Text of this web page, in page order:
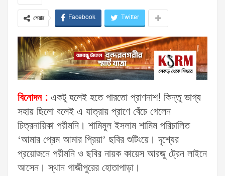
শেয়ার Facebook Twitter
বিনোদন : একটু হলেই হতে পারতো প্রাণনাশ! কিন্তু ভাগ্য
সহায় ছিলো বলেই এ যাত্রায় প্রাণে বেঁচে গেলেন
চিত্রনায়িকা পরীমনি। শামিমুল ইসলাম শামিম পরিচালিত
‘আমার প্রেম আমার প্রিয়া’ ছবির শুটিংয়ে। দৃশ্যের
প্রয়োজনে পরীমনি ও ছবির নায়ক কায়েস আরজু ট্রেন লাইনে
আসেন। স্থান গাজীপুরের হোতাপাড়া।